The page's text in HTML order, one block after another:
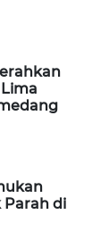
Parah di